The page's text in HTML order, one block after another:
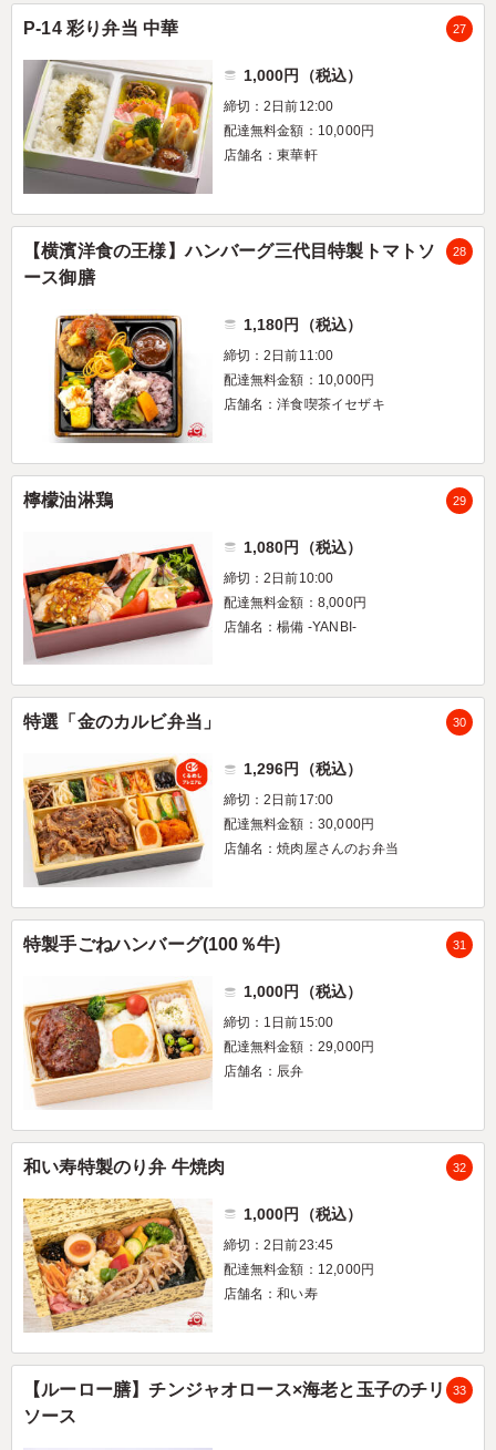
P-14 彩り弁当 中華 27
1,000円（税込）
締切：2日前12:00
配達無料金額：10,000円
店舗名：東華軒
【横濱洋食の王様】ハンバーグ三代目特製トマトソ
ース御膳
28
1,180円（税込）
締切：2日前11:00
配達無料金額：10,000円
店舗名：洋食喫茶イセザキ
檸檬油淋鶏 29
1,080円（税込）
締切：2日前10:00
配達無料金額：8,000円
店舗名：楊備 -YANBI-
特選「金のカルビ弁当」 30
1,296円（税込）
締切：2日前17:00
配達無料金額：30,000円
店舗名：焼肉屋さんのお弁当
特製手ごねハンバーグ(100％牛) 31
1,000円（税込）
締切：1日前15:00
配達無料金額：29,000円
店舗名：辰弁
和い寿特製のり弁 牛焼肉 32
1,000円（税込）
締切：2日前23:45
配達無料金額：12,000円
店舗名：和い寿
【ルーロー膳】チンジャオロース×海老と玉子のチリ
ソース
33